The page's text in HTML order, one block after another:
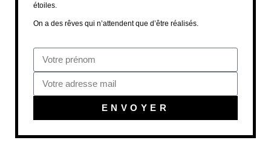
étoiles.
On a des rêves qui n’attendent que d’être réalisés.
ENVOYER